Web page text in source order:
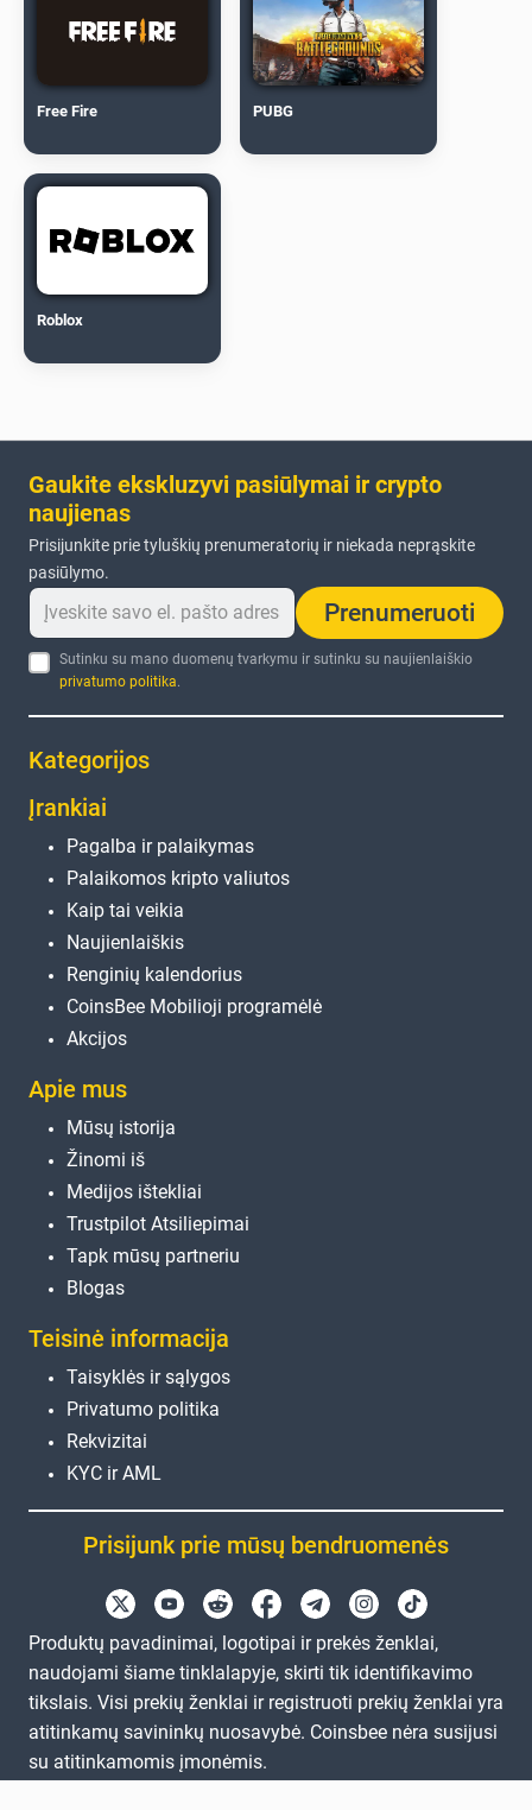
Free Fire PUBG
Roblox
Gaukite ekskluzyvi pasiūlymai ir crypto
naujienas
Prisijunkite prie tyluškių prenumeratorių ir niekada neprąskite
pasiūlymo.
Prenumeruoti
Sutinku su mano duomenų tvarkymu ir sutinku su naujienlaiškio
privatumo politika.
Kategorijos
Įrankiai
Pagalba ir palaikymas
Palaikomos kripto valiutos
Kaip tai veikia
Naujienlaiškis
Renginių kalendorius
CoinsBee Mobilioji programėlė
Akcijos
Apie mus
Mūsų istorija
Žinomi iš
Medijos ištekliai
Trustpilot Atsiliepimai
Tapk mūsų partneriu
Blogas
Teisinė informacija
Taisyklės ir sąlygos
Privatumo politika
Rekvizitai
KYC ir AML
Prisijunk prie mūsų bendruomenės
Produktų pavadinimai, logotipai ir prekės ženklai,
naudojami šiame tinklalapyje, skirti tik identifikavimo
tikslais. Visi prekių ženklai ir registruoti prekių ženklai yra
atitinkamų savininkų nuosavybė. Coinsbee nėra susijusi
su atitinkamomis įmonėmis.